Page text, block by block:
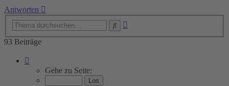
Antworten
93 Beiträge
von
Gehe zu Seite: